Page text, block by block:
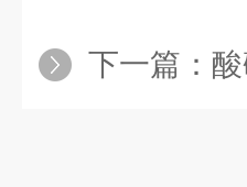
下一篇： 酸